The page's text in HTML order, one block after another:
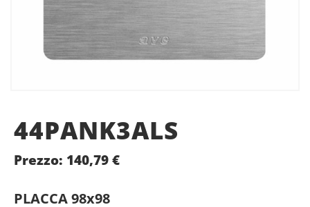
44PANK3ALS
Prezzo: 140,79€
PLACCA 98x98